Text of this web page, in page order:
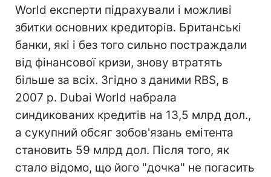
World експерти підрахували і можливі
збитки основних кредиторів. Британські
банки, які і без того сильно постраждали
від фінансової кризи, знову втратять
більше за всіх. Згідно з даними RBS, в
2007 р. Dubai World набрала
синдикованих кредитів на 13,5 млрд дол.,
а сукупний обсяг зобов'язань емітента
становить 59 млрд дол. Після того, як
стало відомо, що його "дочка" не погасить